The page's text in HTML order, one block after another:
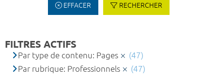
EFFACER RECHERCHER
FILTRES ACTIFS
Par type de contenu: Pages
(47)
Par rubrique: Professionnels
(47)